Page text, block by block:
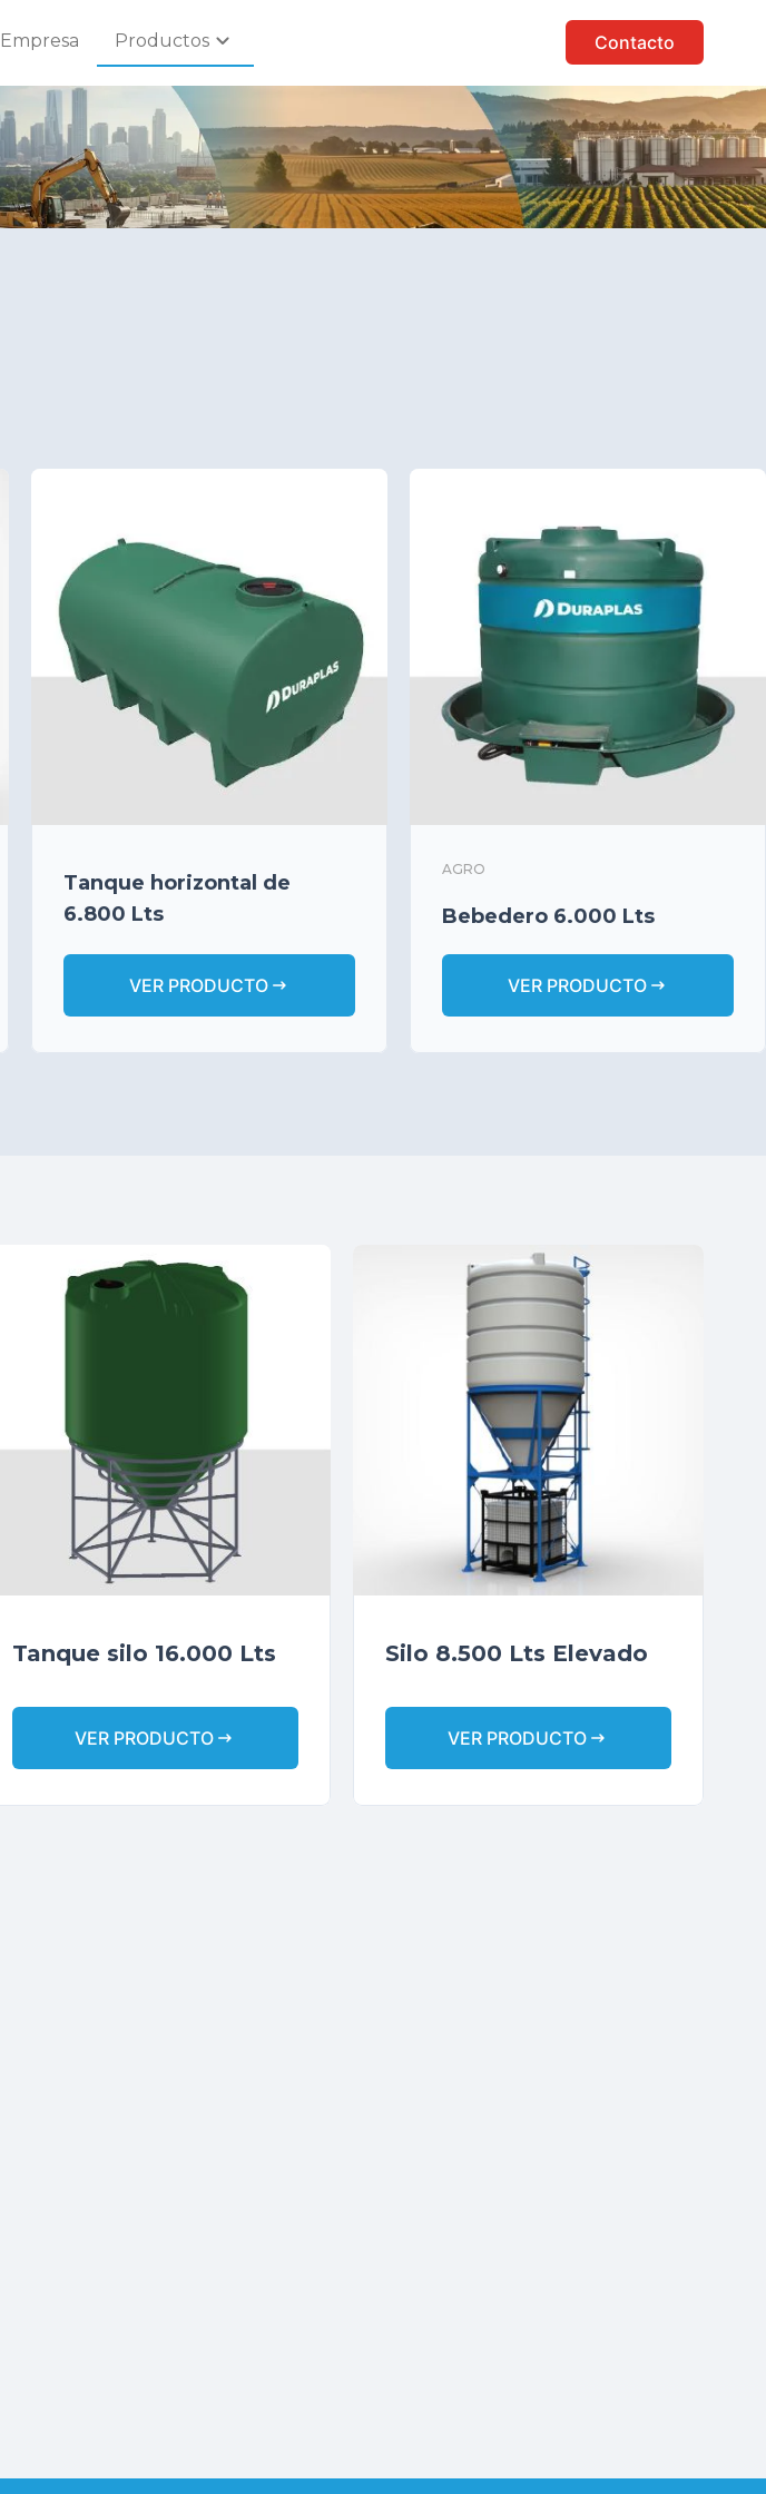
Empresa Productoschevron_right Contacto
Tanque horizontal de
6.800 Lts
VER PRODUCTOarrow_right_alt
AGRO
Bebedero 6.000 Lts
VER PRODUCTOarrow_right_alt
Tanque silo 16.000 Lts
VER PRODUCTOarrow_right_alt
Silo 8.500 Lts Elevado
VER PRODUCTOarrow_right_alt